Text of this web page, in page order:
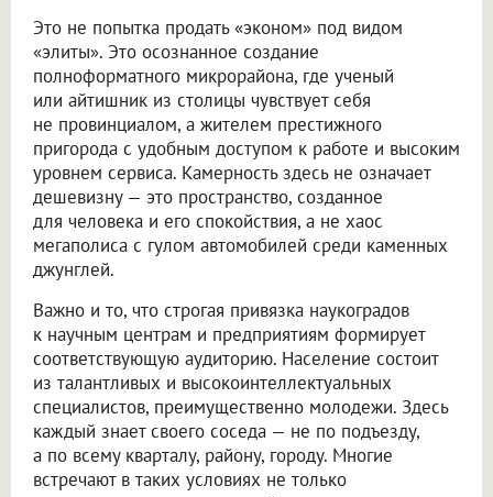
Это не попытка продать «эконом» под видом
«элиты». Это осознанное создание
полноформатного микрорайона, где ученый
или айтишник из столицы чувствует себя
не провинциалом, а жителем престижного
пригорода с удобным доступом к работе и высоким
уровнем сервиса. Камерность здесь не означает
дешевизну — это пространство, созданное
для человека и его спокойствия, а не хаос
мегаполиса с гулом автомобилей среди каменных
джунглей.
Важно и то, что строгая привязка наукоградов
к научным центрам и предприятиям формирует
соответствующую аудиторию. Население состоит
из талантливых и высокоинтеллектуальных
специалистов, преимущественно молодежи. Здесь
каждый знает своего соседа — не по подъезду,
а по всему кварталу, району, городу. Многие
встречают в таких условиях не только